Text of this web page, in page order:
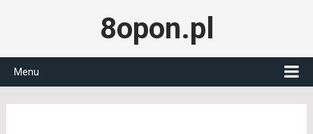
8opon.pl
Menu